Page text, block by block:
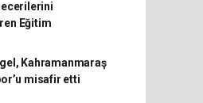
Eğitim
Kahramanmaraş
misafir etti